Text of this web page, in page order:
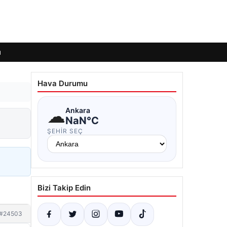
Hava Durumu
☁Ankara
NaN°C
ŞEHIR SEÇ
Bizi Takip Edin